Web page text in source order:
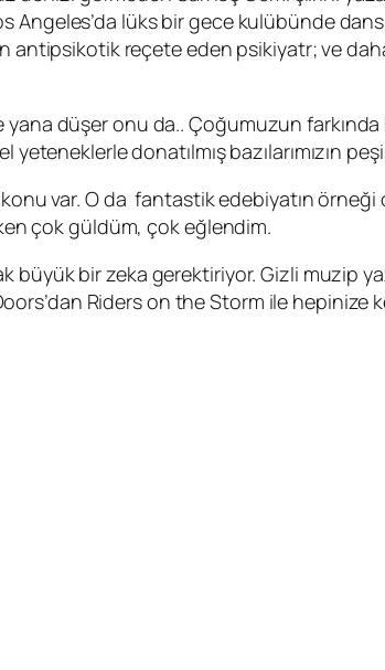
Angeles’da lüks bir gece kulübünde
antipsikotik reçete eden psikiyatr; ve
düşer onu da.. Çoğumuzun farkında
yeteneklerle donatılmış bazılarımızın
var. O da fantastik edebiyatın
çok güldüm, çok eğlendim.
büyük bir zeka gerektiriyor. Gizli muzip
’dan Riders on the Storm ile hepinize